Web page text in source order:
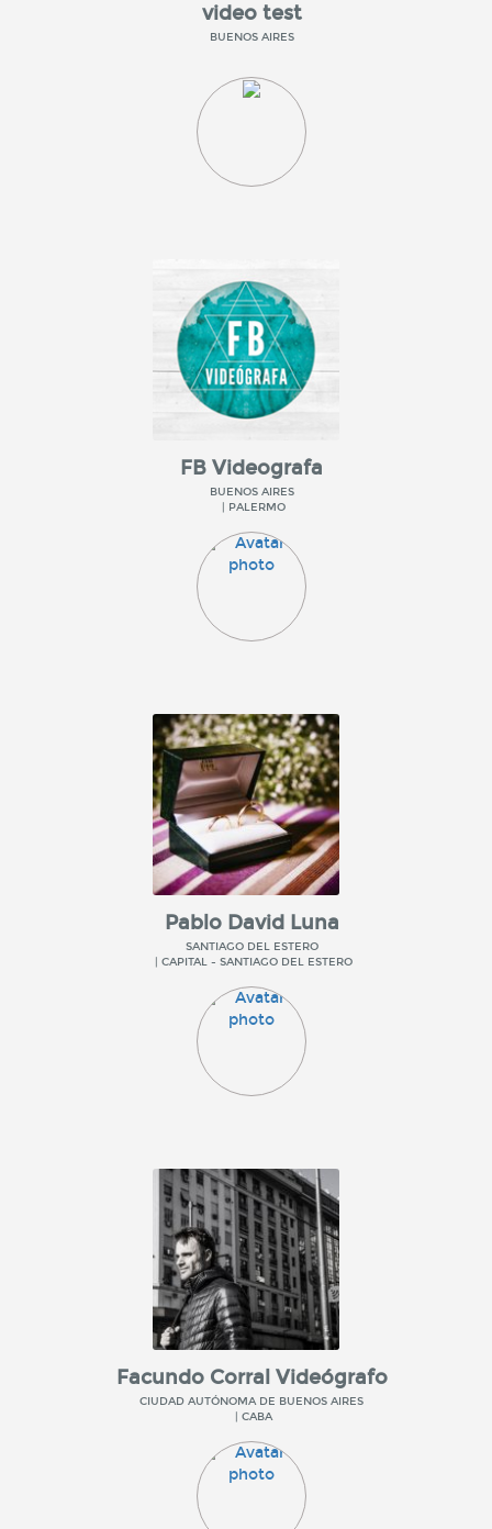
video test
BUENOS AIRES
FB Videografa
BUENOS AIRES
| PALERMO
Pablo David Luna
SANTIAGO DEL ESTERO
| CAPITAL - SANTIAGO DEL ESTERO
Facundo Corral Videógrafo
CIUDAD AUTÓNOMA DE BUENOS AIRES
| CABA